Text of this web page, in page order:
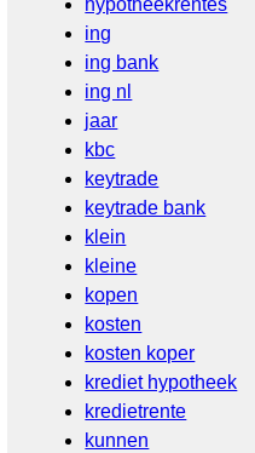
hypotheekrentes
ing
ing bank
ing nl
jaar
kbc
keytrade
keytrade bank
klein
kleine
kopen
kosten
kosten koper
krediet hypotheek
kredietrente
kunnen